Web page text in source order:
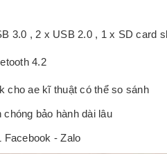
3.0 , 2 x USB 2.0 , 1 x SD card
4.2
cho ae kĩ thuật có thể so sánh
bảo hành dài lâu
Facebook - Zalo